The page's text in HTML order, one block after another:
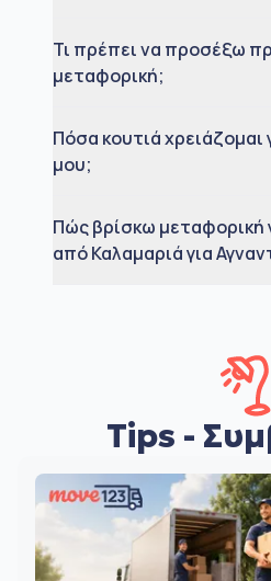
Τι πρέπει να προσέξω
μεταφορική;
Πόσα κουτιά χρειάζομαι
μου;
Πώς βρίσκω μεταφορική
από Καλαμαριά για
Tips -